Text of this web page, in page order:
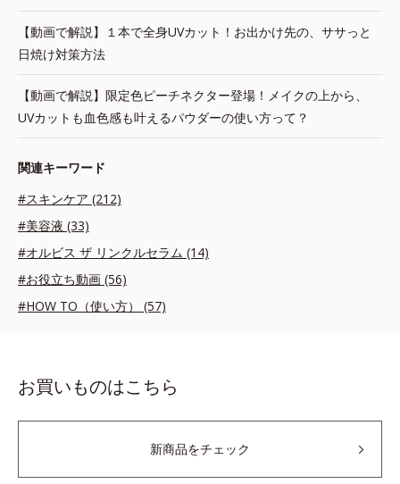
【動画で解説】１本で全身UVカット！お出かけ先の、ササっと
日焼け対策方法
【動画で解説】限定色ピーチネクター登場！メイクの上から、
UVカットも血色感も叶えるパウダーの使い方って？
関連キーワード
#スキンケア (212)
#美容液 (33)
#オルビス ザ リンクルセラム (14)
#お役立ち動画 (56)
#HOW TO（使い方） (57)
お買いものはこちら
新商品をチェック